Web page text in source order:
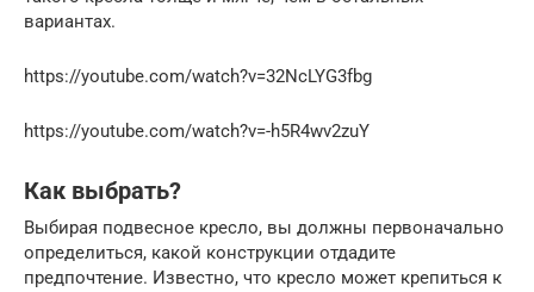
вариантах.
https://youtube.com/watch?v=32NcLYG3fbg
https://youtube.com/watch?v=-h5R4wv2zuY
Как выбрать?
Выбирая подвесное кресло, вы должны первоначально
определиться, какой конструкции отдадите
предпочтение. Известно, что кресло может крепиться к